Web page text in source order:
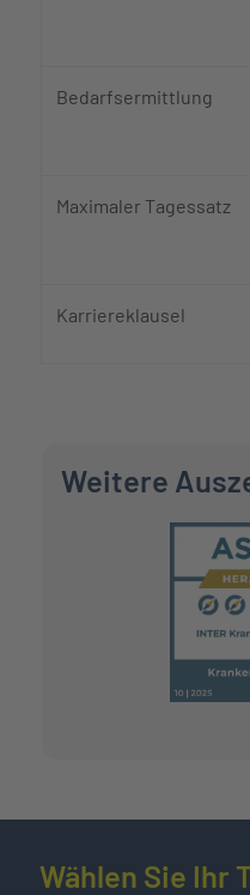
Bedarfsermittlung
Maximaler Tagessatz
Karriereklausel
Weitere
Wählen Sie Ihr